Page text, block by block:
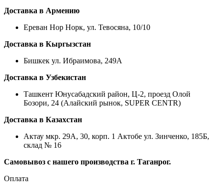
Доставка в Армению
Ереван Нор Норк, ул. Тевосяна, 10/10
Доставка в Кыргызстан
Бишкек ул. Ибраимова, 249А
Доставка в Узбекистан
Ташкент Юнусабадский район, Ц-2, проезд Олой
Бозори, 24 (Алайский рынок, SUPER CENTR)
Доставка в Казахстан
Актау мкр. 29А, 30, корп. 1 Актобе ул. Зинченко, 185Б,
склад № 16
Самовывоз с нашего производства г. Таганрог.
Оплата